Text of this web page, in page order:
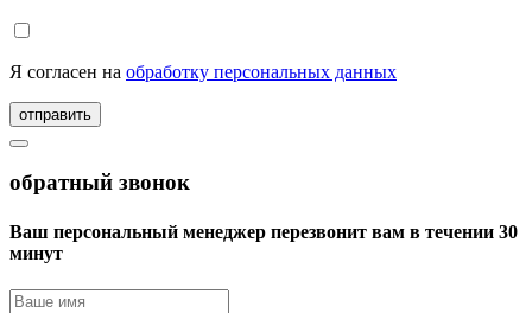
Я согласен на обработку персональных данных
отправить
обратный звонок
Ваш персональный менеджер перезвонит вам в течении 30
минут